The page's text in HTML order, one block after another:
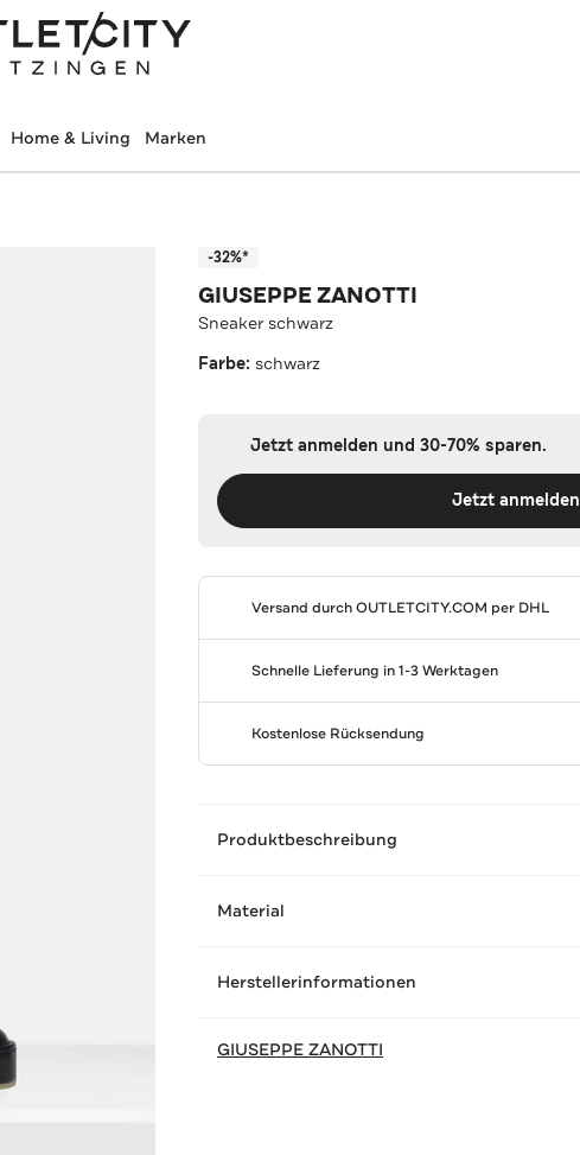
Home & Living Marken
-32%*
GIUSEPPE ZANOTTI
Sneaker schwarz
Farbe: schwarz
Jetzt anmelden und 30-70% sparen.
Jetzt anmelden
Versand durchOUTLETCITY.COM per DHL
Schnelle Lieferung in 1-3 Werktagen
Kostenlose Rücksendung
Produktbeschreibung
Material
Herstellerinformationen
GIUSEPPE ZANOTTI